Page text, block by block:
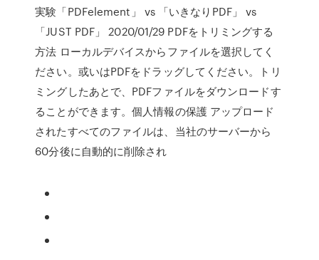
実験「PDFelement」 vs 「いきなりPDF」 vs
「JUST PDF」 2020/01/29 PDFをトリミングする
方法 ローカルデバイスからファイルを選択してく
ださい。或いはPDFをドラッグしてください。トリ
ミングしたあとで、PDFファイルをダウンロードす
ることができます。個人情報の保護 アップロード
されたすべてのファイルは、当社のサーバーから
60分後に自動的に削除され